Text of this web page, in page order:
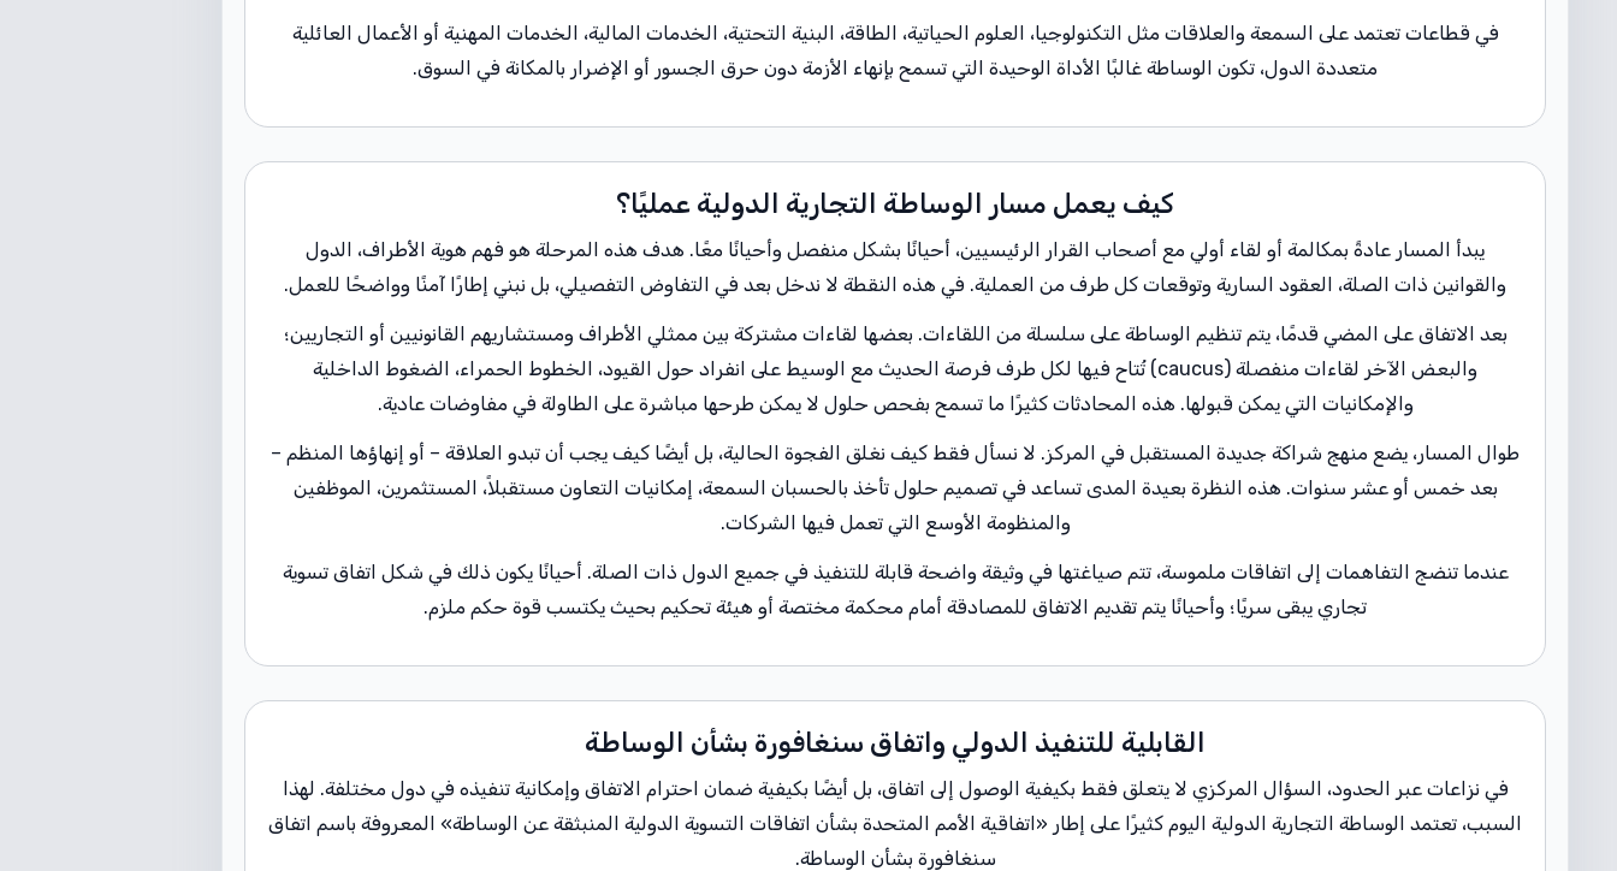
في قطاعات تعتمد على السمعة والعلاقات مثل التكنولوجيا، العلوم الحياتية، الطاقة، البنية التحتية، الخدمات المالية، الخدمات المهنية أو الأعمال العائلية
متعددة الدول، تكون الوساطة غالبًا الأداة الوحيدة التي تسمح بإنهاء الأزمة دون حرق الجسور أو الإضرار بالمكانة في السوق.
كيف يعمل مسار الوساطة التجارية الدولية عمليًا؟
يبدأ المسار عادةً بمكالمة أو لقاء أولي مع أصحاب القرار الرئيسيين، أحيانًا بشكل منفصل وأحيانًا معًا. هدف هذه المرحلة هو فهم هوية الأطراف، الدول
والقوانين ذات الصلة، العقود السارية وتوقعات كل طرف من العملية. في هذه النقطة لا ندخل بعد في التفاوض التفصيلي، بل نبني إطارًا آمنًا وواضحًا للعمل.
بعد الاتفاق على المضي قدمًا، يتم تنظيم الوساطة على سلسلة من اللقاءات. بعضها لقاءات مشتركة بين ممثلي الأطراف ومستشاريهم القانونيين أو التجاريين؛
والبعض الآخر لقاءات منفصلة (caucus) تُتاح فيها لكل طرف فرصة الحديث مع الوسيط على انفراد حول القيود، الخطوط الحمراء، الضغوط الداخلية
والإمكانيات التي يمكن قبولها. هذه المحادثات كثيرًا ما تسمح بفحص حلول لا يمكن طرحها مباشرة على الطاولة في مفاوضات عادية.
طوال المسار، يضع منهج شراكة جديدة المستقبل في المركز. لا نسأل فقط كيف نغلق الفجوة الحالية، بل أيضًا كيف يجب أن تبدو العلاقة – أو إنهاؤها المنظم –
بعد خمس أو عشر سنوات. هذه النظرة بعيدة المدى تساعد في تصميم حلول تأخذ بالحسبان السمعة، إمكانيات التعاون مستقبلاً، المستثمرين، الموظفين
والمنظومة الأوسع التي تعمل فيها الشركات.
عندما تنضج التفاهمات إلى اتفاقات ملموسة، تتم صياغتها في وثيقة واضحة قابلة للتنفيذ في جميع الدول ذات الصلة. أحيانًا يكون ذلك في شكل اتفاق تسوية
تجاري يبقى سريًا؛ وأحيانًا يتم تقديم الاتفاق للمصادقة أمام محكمة مختصة أو هيئة تحكيم بحيث يكتسب قوة حكم ملزم.
القابلية للتنفيذ الدولي واتفاق سنغافورة بشأن الوساطة
في نزاعات عبر الحدود، السؤال المركزي لا يتعلق فقط بكيفية الوصول إلى اتفاق، بل أيضًا بكيفية ضمان احترام الاتفاق وإمكانية تنفيذه في دول مختلفة. لهذا
السبب، تعتمد الوساطة التجارية الدولية اليوم كثيرًا على إطار «اتفاقية الأمم المتحدة بشأن اتفاقات التسوية الدولية المنبثقة عن الوساطة» المعروفة باسم اتفاق
سنغافورة بشأن الوساطة.